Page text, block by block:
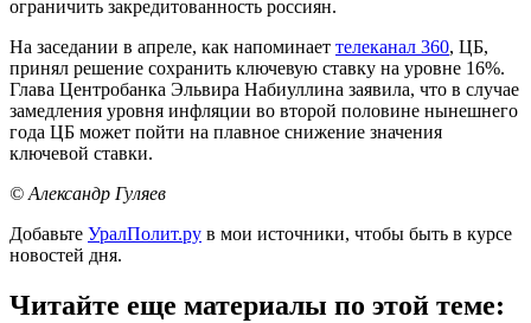
ограничить закредитованность россиян.
На заседании в апреле, как напоминает телеканал 360, ЦБ,
принял решение сохранить ключевую ставку на уровне 16%.
Глава Центробанка Эльвира Набиуллина заявила, что в случае
замедления уровня инфляции во второй половине нынешнего
года ЦБ может пойти на плавное снижение значения
ключевой ставки.
© Александр Гуляев
Добавьте УралПолит.ру в мои источники, чтобы быть в курсе
новостей дня.
Читайте еще материалы по этой теме: